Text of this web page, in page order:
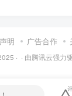
明 广告合作
· · 由腾讯云强力